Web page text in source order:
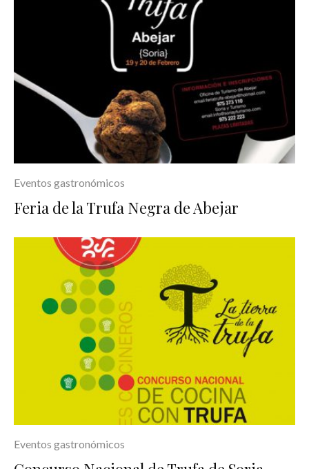
Eventos gastronómicos
Feria de la Trufa Negra de Abejar
Eventos gastronómicos